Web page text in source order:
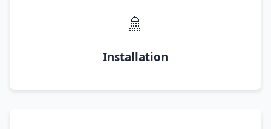
🚿
Installation